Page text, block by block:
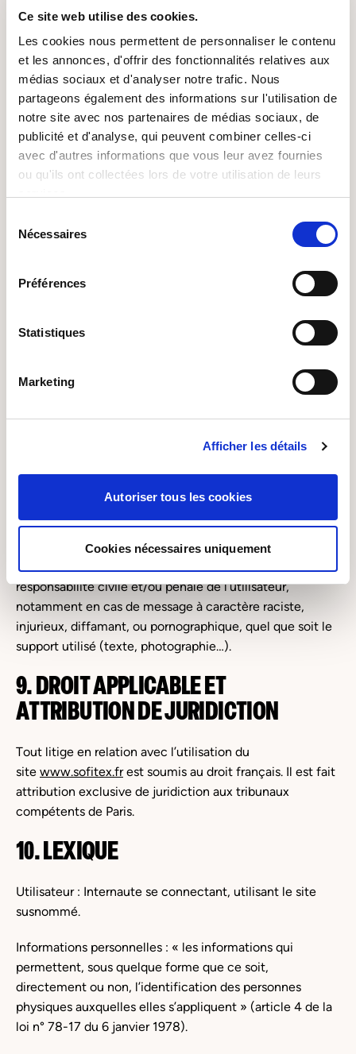
Ce site web utilise des cookies.
Les cookies nous permettent de personnaliser le contenu
et les annonces, d'offrir des fonctionnalités relatives aux
médias sociaux et d'analyser notre trafic. Nous
partageons également des informations sur l'utilisation de
notre site avec nos partenaires de médias sociaux, de
publicité et d'analyse, qui peuvent combiner celles-ci
avec d'autres informations que vous leur avez fournies
ou qu'ils ont collectées lors de votre utilisation de leurs
Nécessaires
Préférences
Statistiques
Marketing
Afficher les détails
Autoriser tous les cookies
Cookies nécessaires uniquement
Toute exploitation non autorisée du site ou de l’un
quelconque des éléments qu’il contient sera considérée
comme constitutive d’une contrefaçon et poursuivie
conformément aux dispositions des articles L.335-2 et
suivants du Code de Propriété Intellectuelle.
8. LIMITATIONS DE RESPONSABILITÉ
Sofitex ne pourra être tenue responsable des dommages
de l’accès au site
, et résultant soit de
spécifications indiquées au point 4, soit de l’apparition
Sofitex ne pourra également être tenue responsable des
marché ou perte d’une chance) consécutifs à l’utilisation
www.sofitex.fr
questions dans l’espace contact) sont à la disposition des
en France, en particulier aux dispositions relatives à la
protection des données. Le cas échéant, Sofitex se
réserve également la possibilité de mettre en cause la
responsabilité civile et/ou pénale de l’utilisateur,
notamment en cas de message à caractère raciste,
injurieux, diffamant, ou pornographique, quel que soit le
support utilisé (texte, photographie…).
9. DROIT APPLICABLE ET
ATTRIBUTION DE JURIDICTION
Tout litige en relation avec l’utilisation du
site www.sofitex.frest soumis au droit français. Il est fait
attribution exclusive de juridiction aux tribunaux
compétents de Paris.
10. LEXIQUE
Utilisateur : Internaute se connectant, utilisant le site
susnommé.
Informations personnelles : « les informations qui
permettent, sous quelque forme que ce soit,
directement ou non, l’identification des personnes
physiques auxquelles elles s’appliquent » (article 4 de la
loi n° 78-17 du 6 janvier 1978).